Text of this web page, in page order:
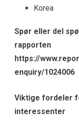
Korea
Spør eller del
rapporten
https://
enquiry/1024006
Viktige fordeler
interessenter